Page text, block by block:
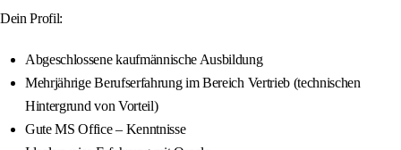
Dein Profil:
Abgeschlossene kaufmännische Ausbildung
Mehrjährige Berufserfahrung im Bereich Vertrieb (technischen
Hintergrund von Vorteil)
Gute MS Office – Kenntnisse